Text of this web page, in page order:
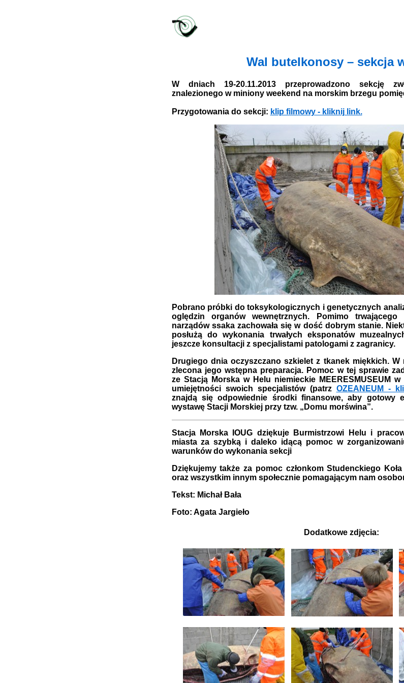
Wal butelkonosy – sekcja
W dniach 19-20.11.2013 przeprowadzono sekcję
znalezionego w miniony weekend na morskim brzegu
Przygotowania do sekcji: klip filmowy - kliknij link.
Pobrano próbki do toksykologicznych i genetycznych
oględzin organów wewnętrznych. Pomimo trwającego
narządów ssaka zachowała się w dość dobrym stanie.
posłużą do wykonania trwałych eksponatów
jeszcze konsultacji z specjalistami patologami z zagranicy.
Drugiego dnia oczyszczano szkielet z tkanek miękkich. W
zlecona jego wstępna preparacja. Pomoc w tej sprawie
ze Stacją Morska w Helu niemieckie MEERESMUSEUM
umiejętności swoich specjalistów (patrz OZEANEUM -
znajdą się odpowiednie środki finansowe, aby gotowy
wystawę Stacji Morskiej przy tzw. „Domu morświna”.
Stacja Morska IOUG dziękuje Burmistrzowi Helu i
miasta za szybką i daleko idącą pomoc w
warunków do wykonania sekcji
Dziękujemy także za pomoc członkom Studenckiego
oraz wszystkim innym społecznie pomagającym nam
Tekst: Michał Bała
Foto: Agata Jargieło
Dodatkowe zdjęcia: